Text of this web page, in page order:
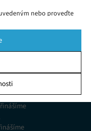
nebo proveďte
použity pouze na tomto
kliknutím na tlačítko
zařízení, Porozumění
údajů z